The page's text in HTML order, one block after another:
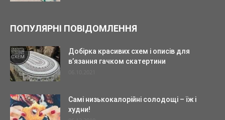
ПОПУЛЯРНІ ПОВІДОМЛЕННЯ
Добірка красивих схем і описів для
в’язання гачком скатертини
Самі низькокалорійні солодощі – їж і
худни!